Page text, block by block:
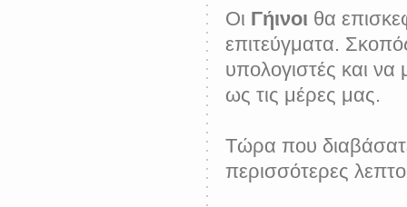
Οι Γήινοι θα
επιτεύγματα.
υπολογιστές και
ως τις μέρες μας.
Τώρα που
περισσότερες